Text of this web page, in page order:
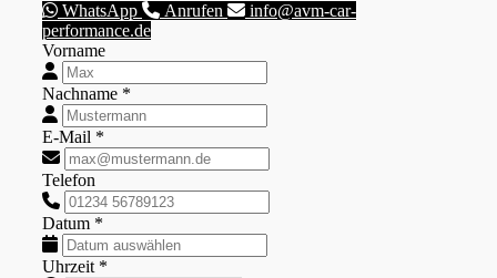
WhatsApp Anrufen
info@avm-car-
performance.de
Vorname
Nachname *
E-Mail *
Telefon
Datum *
Uhrzeit *